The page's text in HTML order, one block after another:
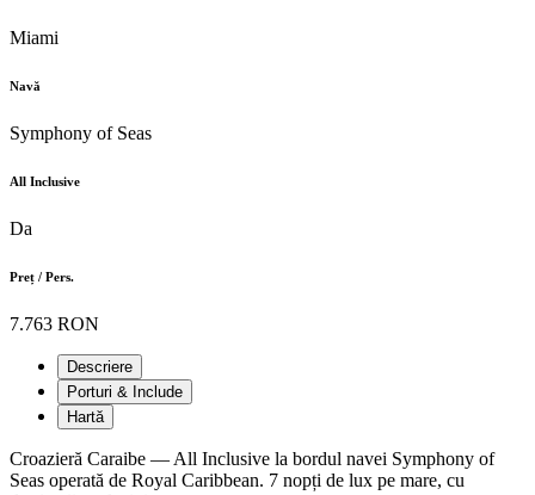
Miami
Navă
Symphony of Seas
All Inclusive
Da
Preț / Pers.
7.763 RON
Descriere
Porturi & Include
Hartă
Croazieră Caraibe — All Inclusive la bordul navei Symphony of
Seas operată de Royal Caribbean. 7 nopți de lux pe mare, cu